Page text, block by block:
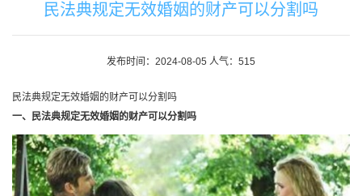
民法典规定无效婚姻的财产可以分割吗
发布时间：2024-08-05 人气：515
民法典规定无效婚姻的财产可以分割吗
一、民法典规定无效婚姻的财产可以分割吗